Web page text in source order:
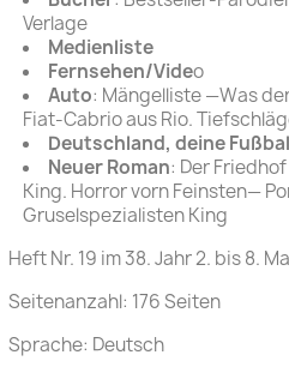
Verlage
Medienliste
Fernsehen/Video
Auto: Mängelliste —Was
Fiat-Cabrio aus Rio.
Deutschland, deine
Neuer Roman: Der
King. Horror vorn Feinsten—
Gruselspezialisten King
Heft Nr. 19 im 38. Jahr 2. bis 8.
Seitenanzahl: 176 Seiten
Sprache: Deutsch